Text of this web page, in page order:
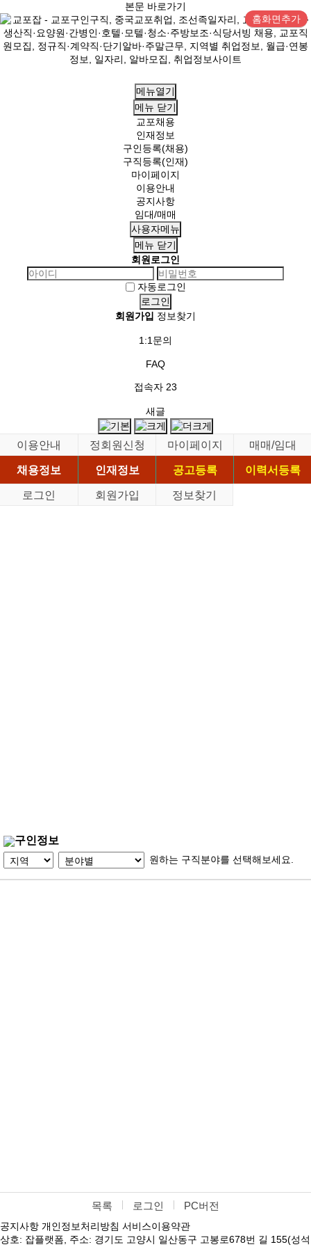
본문 바로가기
홈화면추가
메뉴열기
메뉴 닫기
교포채용
인재정보
구인등록(채용)
구직등록(인재)
마이페이지
이용안내
공지사항
임대/매매
사용자메뉴
메뉴 닫기
회원로그인
자동로그인
회원가입 정보찾기
1:1문의
FAQ
접속자 23
새글
이용안내 정회원신청 마이페이지
매매/임대
채용정보
인재정보 공고등록
이력서등록
로그인
회원가입 정보찾기
구인정보
원하는 구직분야를 선택해보세요.
목록 로그인 PC버전
공지사항 개인정보처리방침 서비스이용약관
상호: 잡플랫폼, 주소: 경기도 고양시 일산동구 고봉로678번 길 155(성석